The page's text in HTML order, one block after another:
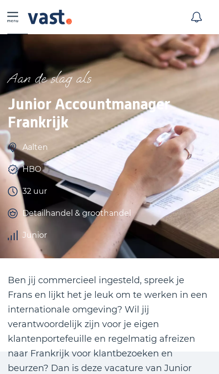
Junior Accountmanager
Frankrijk
Aan de slag als
Aalten
HBO
32 uur
Detailhandel & groothandel
Junior
Ben jij commercieel ingesteld, spreek je
Frans en lijkt het je leuk om te werken in een
internationale omgeving? Wil jij
verantwoordelijk zijn voor je eigen
klantenportefeuille en regelmatig afreizen
naar Frankrijk voor klantbezoeken en
beurzen? Dan is deze vacature van Junior